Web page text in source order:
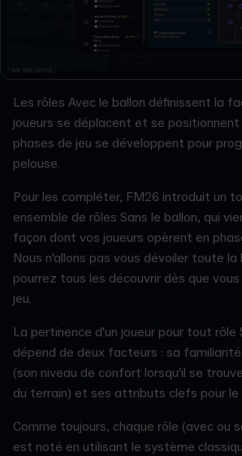
Les rôles Avec le ballon définissent la
joueurs se déplacent et se
phases de jeu se développent pour
pelouse.
Pour les compléter, FM26 introduit un
ensemble de rôles Sans le ballon, qui
façon dont vos joueurs opèrent en
Nous n'allons pas vous dévoiler toute la
pourrez tous les découvrir dès que
jeu.
La pertinence d'un joueur pour tout rôle
dépend de deux facteurs : sa
(son niveau de confort lorsqu'il se
du terrain) et ses attributs clefs pour le
Comme toujours, chaque rôle (avec ou
est noté en utilisant le système